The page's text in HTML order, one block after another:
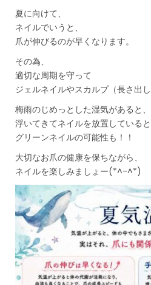
夏に向けて、
ネイルでいうと、
爪が伸びるのが早くなります。
その為、
適切な周期を守って
ジェルネイルやスカルプ（長さ出
梅雨のじめっとした湿気があると、
浮いてきてネイルを放置していると
グリーンネイルの可能性も！！
大切なお爪の健康を保ちながら、
ネイルを楽しみましょー(*^-^*)